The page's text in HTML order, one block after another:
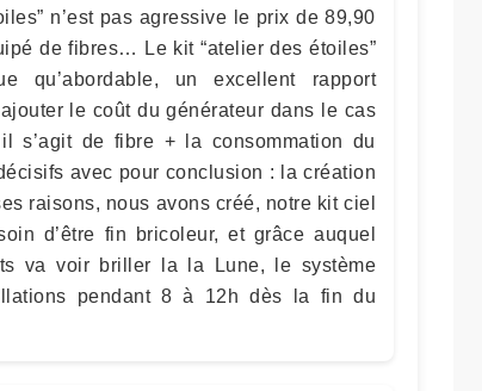
n’est pas agressive le prix de 89,90
de fibres… Le kit “atelier des étoiles”
qu’abordable, un excellent rapport
le coût du générateur dans le cas
s’agit de fibre + la consommation du
avec pour conclusion : la création
raisons, nous avons créé, notre kit ciel
d’être fin bricoleur, et grâce auquel
va voir briller la la Lune, le système
pendant 8 à 12h dès la fin du